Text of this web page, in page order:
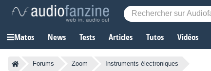
Matos News Tests Articles Tutos Vidéos
Forums Zoom Instruments électroniques